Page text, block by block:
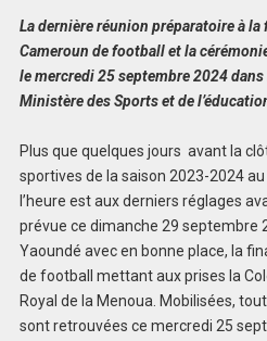
La dernière réunion préparatoire à la
Cameroun de football et la
le mercredi 25 septembre 2024
Ministère des Sports et de
Plus que quelques jours avant la
sportives de la saison 2023-2024
l’heure est aux derniers réglages
prévue ce dimanche 29 septembre
Yaoundé avec en bonne place, la
de football mettant aux prises la
Royal de la Menoua. Mobilisées,
sont retrouvées ce mercredi 25